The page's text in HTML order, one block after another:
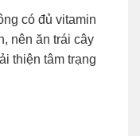
có đủ vitamin
nên ăn trái cây
thiện tâm trạng